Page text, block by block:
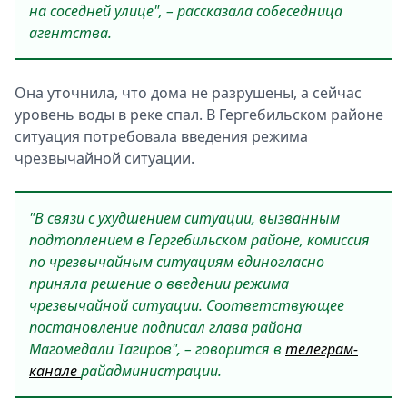
на соседней улице", – рассказала собеседница
агентства.
Она уточнила, что дома не разрушены, а сейчас
уровень воды в реке спал. В Гергебильском районе
ситуация потребовала введения режима
чрезвычайной ситуации.
"В связи с ухудшением ситуации, вызванным
подтоплением в Гергебильском районе, комиссия
по чрезвычайным ситуациям единогласно
приняла решение о введении режима
чрезвычайной ситуации. Соответствующее
постановление подписал глава района
Магомедали Тагиров", – говорится втелеграм-
каналерайадминистрации.